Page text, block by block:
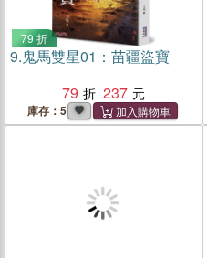
79 折
9.鬼馬雙星01：苗疆盜寶
79
237
庫存：5